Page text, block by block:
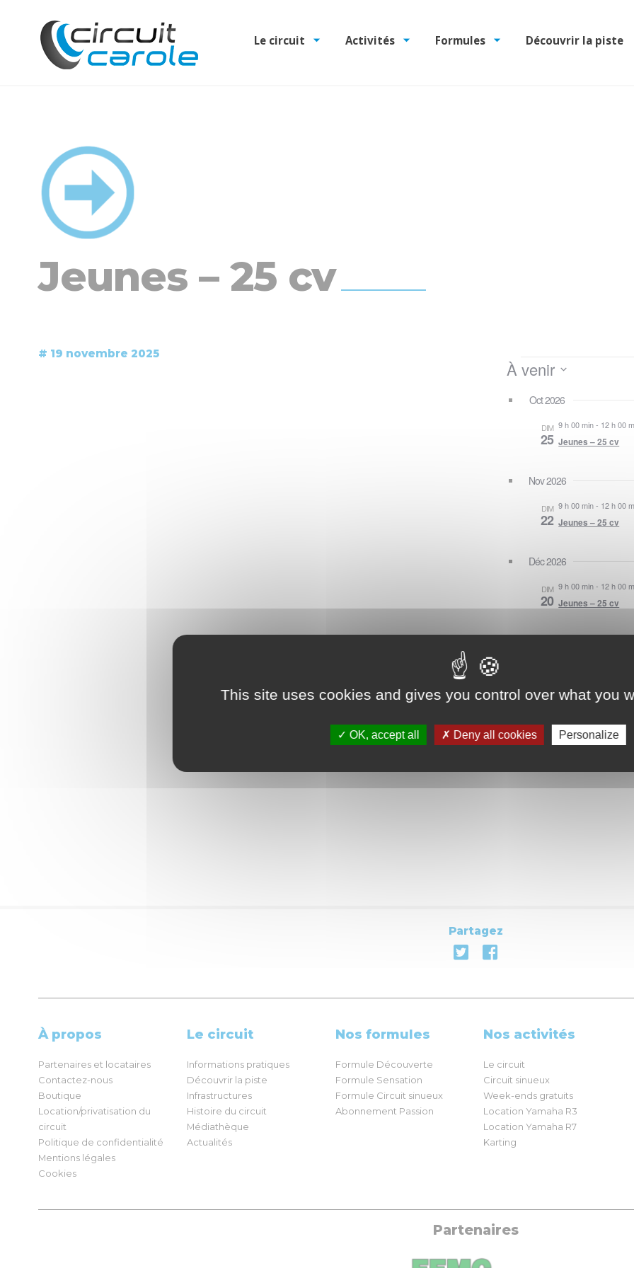
Le circuit Activités Formules Découvrir la piste
Jeunes – 25 cv
# 19 novembre 2025
À venir
la
Oct 2026
DIM
25
9 h 00 min- 12 h 00
Jeunes – 25 cv
Nov 2026
DIM
22
9 h 00 min- 12 h 00
Jeunes – 25 cv
Déc 2026
DIM
20
9 h 00 min- 12 h 00
Jeunes – 25 cv
Partagez
À propos
Partenaires et locataires
Contactez-nous
Boutique
Location/privatisation du
circuit
Politique de confidentialité
Mentions légales
Cookies
Le circuit
Informations pratiques
Découvrir la piste
Infrastructures
Histoire du circuit
Médiathèque
Actualités
Nos formules
Formule Découverte
Formule Sensation
Formule Circuit sinueux
Abonnement Passion
Nos activités
Le circuit
Circuit sinueux
Week-ends gratuits
Location Yamaha R3
Location Yamaha R7
Karting
Partenaires
This site uses cookies and gives you control over what you
OK, accept all Deny all cookies Personalize